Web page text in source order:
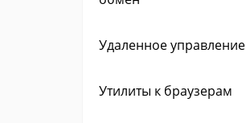
Удаленное управление
Утилиты к браузерам